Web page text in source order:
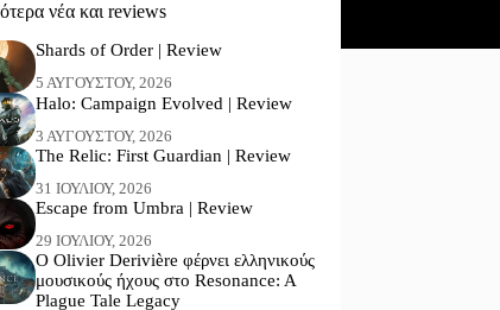
νέα και reviews
Shards of Order | Review
5 ΑΥΓΟΎΣΤΟΥ, 2026
Halo: Campaign Evolved | Review
3 ΑΥΓΟΎΣΤΟΥ, 2026
The Relic: First Guardian | Review
31 ΙΟΥΛΊΟΥ, 2026
Escape from Umbra | Review
29 ΙΟΥΛΊΟΥ, 2026
Ο Olivier Derivière φέρνει ελληνικούς
μουσικούς ήχους στο Resonance: A
Plague Tale Legacy